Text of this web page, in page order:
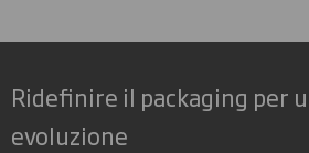
Ridefinire il packaging per
evoluzione